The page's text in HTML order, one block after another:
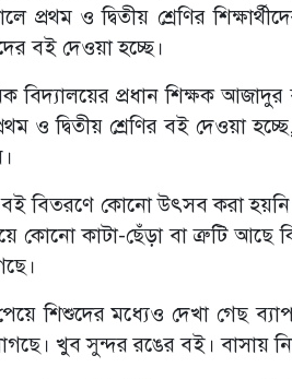
প্রথম ও দ্বিতীয় শ্রেণির
বই দেওয়া হচ্ছে।
বিদ্যালয়ের প্রধান শিক্ষক
ও দ্বিতীয় শ্রেণির বই দেওয়া
বিতরণে কোনো উৎসব করা
কোনো কাটা-ছেঁড়া বা ত্রুটি আছে
শিশুদের মধ্যেও দেখা গেছ ব্যাপক
খুব সুন্দর রঙের বই। বাসায়